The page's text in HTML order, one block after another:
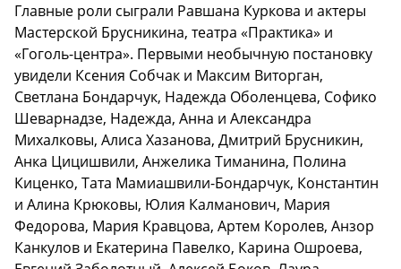
Главные роли сыграли Равшана Куркова и актеры
Мастерской Брусникина, театра «Практика» и
«Гоголь-центра». Первыми необычную постановку
увидели Ксения Собчак и Максим Виторган,
Светлана Бондарчук, Надежда Оболенцева, Софико
Шеварнадзе, Надежда, Анна и Александра
Михалковы, Алиса Хазанова, Дмитрий Брусникин,
Анка Цицишвили, Анжелика Тиманина, Полина
Киценко, Тата Мамиашвили-Бондарчук, Константин
и Алина Крюковы, Юлия Калманович, Мария
Федорова, Мария Кравцова, Артем Королев, Анзор
Канкулов и Екатерина Павелко, Карина Ошроева,